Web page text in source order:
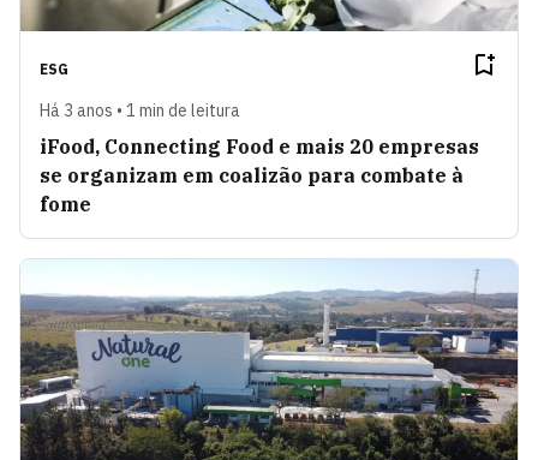
ESG
Há 3 anos • 1 min de leitura
iFood, Connecting Food e mais 20 empresas
se organizam em coalizão para combate à
fome